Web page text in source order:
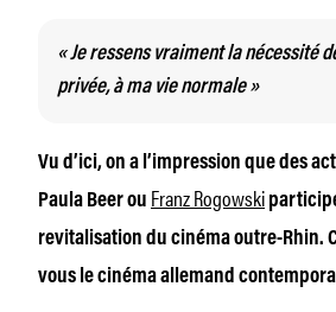
« Je ressens vraiment la nécessité
privée, à ma vie normale »
Vu d’ici, on a l’impression que des
Paula Beer ou Franz Rogowski
revitalisation du cinéma outre-Rhin.
vous le cinéma allemand